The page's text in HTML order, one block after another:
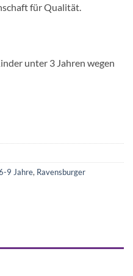
für Qualität.
unter 3 Jahren wegen
9 Jahre, Ravensburger